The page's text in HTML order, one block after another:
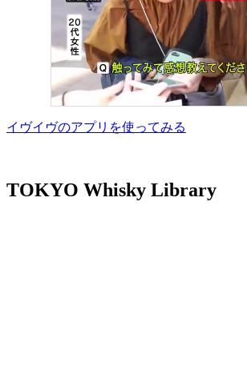
イヴイヴのアプリを使ってみる
TOKYO Whisky Library